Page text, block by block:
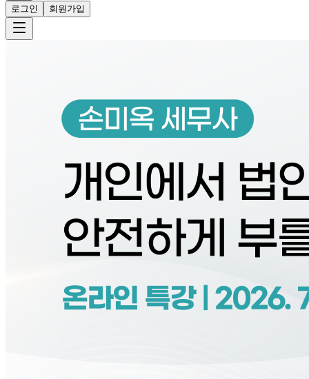
로그인 회원가입